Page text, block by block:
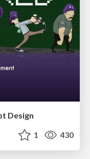
Design
1 430